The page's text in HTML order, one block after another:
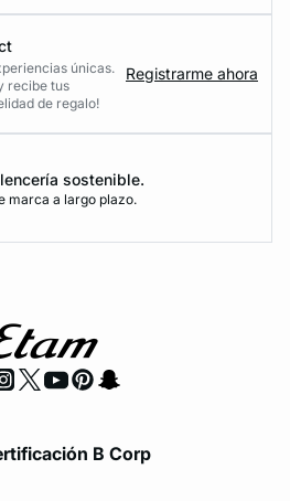
únicas.
recibe tus
de regalo!
Registrarme ahora
sostenible.
marca a largo plazo.
B Corp